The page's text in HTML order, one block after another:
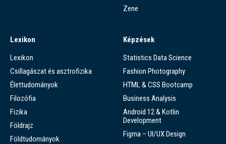
Zene
Lexikon
Lexikon
Csillagászat és asztrofizika
Élettudományok
Filozófia
Fizika
Földrajz
Földtudományok
Képzések
Statistics Data Science
Fashion Photography
HTML & CSS Bootcamp
Business Analysis
Android 12 & Kotlin
Development
Figma – UI/UX Design